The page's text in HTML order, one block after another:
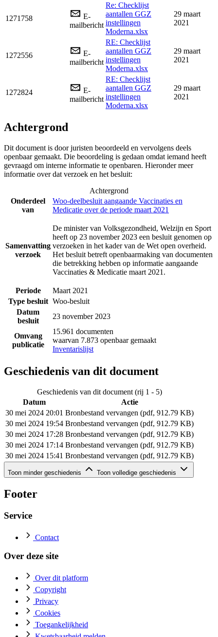
1271758
E-
mailbericht
Re: Checklijst
aantallen GGZ
instellingen
Moderna.xlsx
29 maart
2021
1272556
E-
mailbericht
RE: Checklijst
aantallen GGZ
instellingen
Moderna.xlsx
29 maart
2021
1272824
E-
mailbericht
RE: Checklijst
aantallen GGZ
instellingen
Moderna.xlsx
29 maart
2021
Achtergrond
Dit document is door juristen beoordeeld en vervolgens deels
openbaar gemaakt. Die beoordeling is gedaan omdat iemand heeft
gevraagd om interne informatie te openbaren. Hieronder meer
informatie over dat verzoek en het besluit:
Achtergrond
Onderdeel
van
Woo-deelbesluit aangaande Vaccinaties en
Medicatie over de periode maart 2021
Samenvatting
verzoek
De minister van Volksgezondheid, Welzijn en Sport
heeft op 23 november 2023 een besluit genomen op
verzoeken in het kader van de Wet open overheid.
Het besluit betreft openbaarmaking van documenten
die betrekking hebben op informatie aangaande
Vaccinaties & Medicatie maart 2021.
Periode
Maart 2021
Type besluit Woo-besluit
Datum
besluit
23 november 2023
Omvang
publicatie
15.961 documenten
waarvan 7.873 openbaar gemaakt
Inventarislijst
Geschiedenis van dit document
Geschiedenis van dit document (rij 1 - 5)
Datum
Actie
30 mei 2024 20:01 Bronbestand vervangen (pdf, 912.79 KB)
30 mei 2024 19:54 Bronbestand vervangen (pdf, 912.79 KB)
30 mei 2024 17:28 Bronbestand vervangen (pdf, 912.79 KB)
30 mei 2024 17:14 Bronbestand vervangen (pdf, 912.79 KB)
30 mei 2024 15:41 Bronbestand vervangen (pdf, 912.79 KB)
Geschiedenis van dit document (rij 6 - 6)
Datum
Actie
Toon minder geschiedenis Toon volledige geschiedenis
Footer
Service
Contact
Over deze site
Over dit platform
Copyright
Privacy
Cookies
Toegankelijkheid